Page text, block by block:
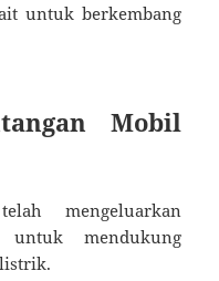
untuk berkembang
Mobil
mengeluarkan
mendukung